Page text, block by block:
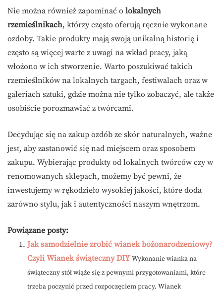
Nie można również zapominać o lokalnych
rzemieślnikach, którzy często oferują ręcznie wykonane
ozdoby. Takie produkty mają swoją unikalną historię i
często są więcej warte z uwagi na wkład pracy, jaką
włożono w ich stworzenie. Warto poszukiwać takich
rzemieślników na lokalnych targach, festiwalach oraz w
galeriach sztuki, gdzie można nie tylko zobaczyć, ale także
osobiście porozmawiać z twórcami.
Decydując się na zakup ozdób ze skór naturalnych, ważne
jest, aby zastanowić się nad miejscem oraz sposobem
zakupu. Wybierając produkty od lokalnych twórców czy w
renomowanych sklepach, możemy być pewni, że
inwestujemy w rękodzieło wysokiej jakości, które doda
zarówno stylu, jak i autentyczności naszym wnętrzom.
Powiązane posty:
Jak samodzielnie zrobić wianek bożonarodzeniowy?
Czyli Wianek świąteczny DIY Wykonanie wianka na
świąteczny stół wiąże się z pewnymi przygotowaniami, które
trzeba poczynić przed rozpoczęciem pracy. Wianek